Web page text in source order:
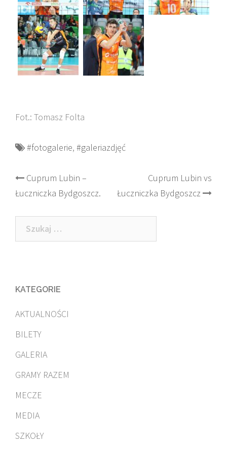
Fot.: Tomasz Folta
#fotogalerie, #galeriazdjęć
Post
navigation
Cuprum Lubin –
Łuczniczka Bydgoszcz.
Cuprum Lubin vs
Łuczniczka Bydgoszcz
Szukaj:
KATEGORIE
AKTUALNOŚCI
BILETY
GALERIA
GRAMY RAZEM
MECZE
MEDIA
SZKOŁY